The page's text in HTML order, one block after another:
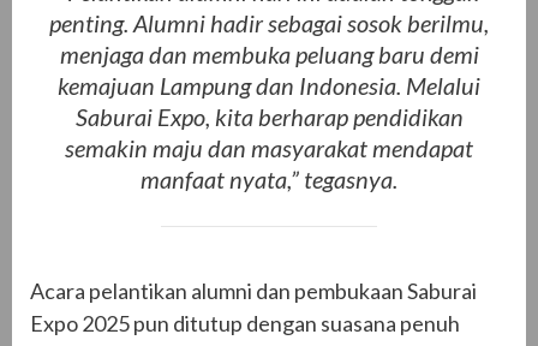
penting. Alumni hadir sebagai sosok berilmu,
menjaga dan membuka peluang baru demi
kemajuan Lampung dan Indonesia. Melalui
Saburai Expo, kita berharap pendidikan
semakin maju dan masyarakat mendapat
manfaat nyata,” tegasnya.
Acara pelantikan alumni dan pembukaan Saburai
Expo 2025 pun ditutup dengan suasana penuh